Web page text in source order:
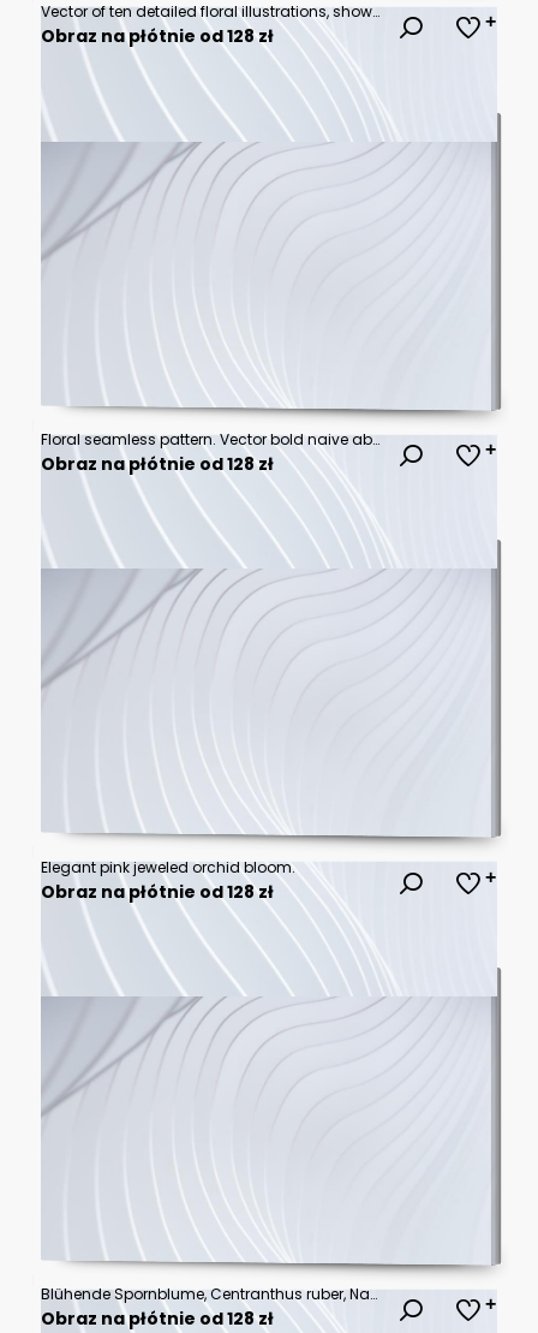
Vector of ten detailed floral illustrations, showcasing various colorful flowers.
Obraz na płótnie od 128 zł
Floral seamless pattern. Vector bold naive abstract illustrations of stylized flowers, pomegranate, lemons and leaves for background, packaging, wrapping paper, textile, fabric and wallpaper
Obraz na płótnie od 128 zł
Elegant pink jeweled orchid bloom.
Obraz na płótnie od 128 zł
Blühende Spornblume, Centranthus ruber, Nahaufnahme
Obraz na płótnie od 128 zł